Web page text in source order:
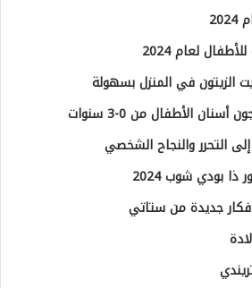
لعام 2024
الزيتون في المنزل بسهولة
الأطفال من 0-3 سنوات
التحرر والنجاح الشخصي
بودي شوب 2024